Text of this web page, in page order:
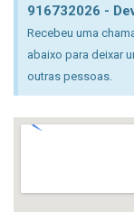
916732026 -
Recebeu uma
abaixo para deixar
outras pessoas.